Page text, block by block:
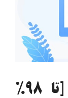
خرید pdf کتاب خارجی [تا 98%